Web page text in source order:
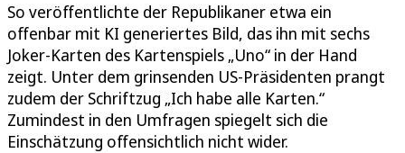
So veröffentlichte der Republikaner etwa ein
offenbar mit KI generiertes Bild, das ihn mit sechs
Joker-Karten des Kartenspiels „Uno“ in der Hand
zeigt. Unter dem grinsenden US-Präsidenten prangt
zudem der Schriftzug „Ich habe alle Karten.“
Zumindest in den Umfragen spiegelt sich die
Einschätzung offensichtlich nicht wider.